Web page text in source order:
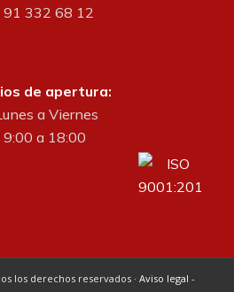
91 332 68 12
de apertura:
a Viernes
9:00 a 18:00
los derechos reservados ·Aviso legal -